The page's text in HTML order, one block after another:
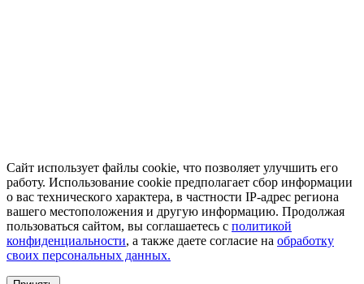
Сайт использует файлы cookie, что позволяет улучшить его
работу. Использование cookie предполагает сбор информации
о вас технического характера, в частности IP-адрес региона
вашего местоположения и другую информацию. Продолжая
пользоваться сайтом, вы соглашаетесь с политикой
конфиденциальности, а также даете согласие на обработку
своих персональных данных.